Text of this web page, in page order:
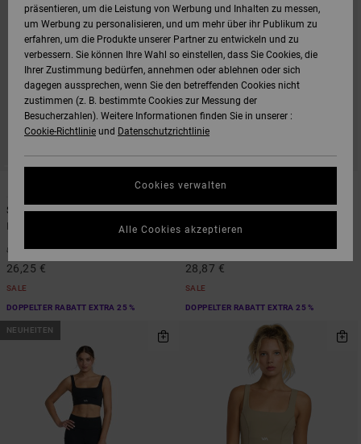
Sidelines
Frauen Schwarz Sport-BH
50,00 € 48%
26,25 €
SALE
DOPPELTER RABATT EXTRA 25 %
1
Two Timer
Frauen Grün Sport-BH
55,00 € 48%
28,87 €
SALE
DOPPELTER RABATT EXTRA 25 %
NEUHEITEN
präsentieren, um die Leistung von Werbung und Inhalten zu messen,
um Werbung zu personalisieren, und um mehr über ihr Publikum zu
erfahren, um die Produkte unserer Partner zu entwickeln und zu
verbessern. Sie können Ihre Wahl so einstellen, dass Sie Cookies, die
Ihrer Zustimmung bedürfen, annehmen oder ablehnen oder sich
dagegen aussprechen, wenn Sie den betreffenden Cookies nicht
zustimmen (z. B. bestimmte Cookies zur Messung der
Besucherzahlen). Weitere Informationen finden Sie in unserer :
Cookie-Richtlinie und Datenschutzrichtlinie
Cookies verwalten
Alle Cookies akzeptieren